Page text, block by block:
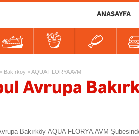
ANASAYFA
İçecekler Soslar
Bakırköy >AQUA FLORYA AVM
Avrupa
Bakırköy AQUA FLORYA AVM